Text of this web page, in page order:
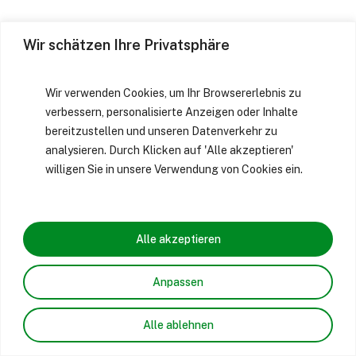
Wir schätzen Ihre Privatsphäre
Wir verwenden Cookies, um Ihr Browsererlebnis zu
verbessern, personalisierte Anzeigen oder Inhalte
bereitzustellen und unseren Datenverkehr zu
analysieren. Durch Klicken auf 'Alle akzeptieren'
willigen Sie in unsere Verwendung von Cookies ein.
Anpassen
Alle ablehnen
Alle akzeptieren